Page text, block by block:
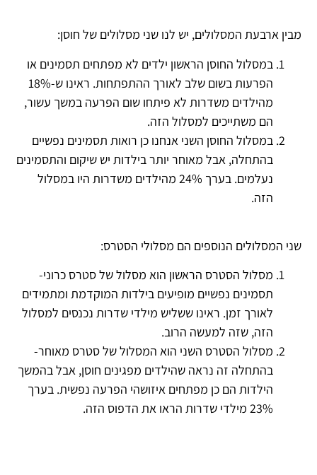
מבין ארבעת המסלולים, יש לנו שני מסלולים של חוסן:
במסלול החוסן הראשון ילדים לא מפתחים תסמינים או
הפרעות בשום שלב לאורך ההתפתחות. ראינו ש-18%
מהילדים משדרות לא פיתחו שום הפרעה במשך עשור,
הם משתייכים למסלול הזה.
במסלול החוסן השני אנחנו כן רואות תסמינים נפשיים
בהתחלה, אבל מאוחר יותר בילדות יש שיקום והתסמינים
נעלמים. בערך 24% מהילדים משדרות היו במסלול
הזה.
שני המסלולים הנוספים הם מסלולי הסטרס:
מסלול הסטרס הראשון הוא מסלול של סטרס כרוני-
תסמינים נפשיים מופיעים בילדות המוקדמת ומתמידים
לאורך זמן. ראינו ששליש מילדי שדרות נכנסים למסלול
הזה, שזה למעשה הרוב.
מסלול הסטרס השני הוא המסלול של סטרס מאוחר-
בהתחלה זה נראה שהילדים מפגינים חוסן, אבל בהמשך
הילדות הם כן מפתחים איזושהי הפרעה נפשית. בערך
23% מילדי שדרות הראו את הדפוס הזה.